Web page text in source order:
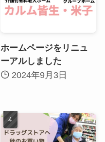
ホームページをリニュ
ーアルしました
2024年9月3日